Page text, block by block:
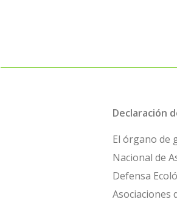
Declaración
El órgano de
Nacional de
Defensa
Asociaciones